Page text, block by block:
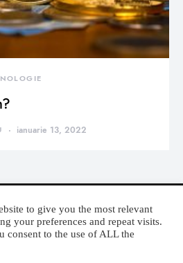
ianuarie 13, 2022
MONDEN
to give you the most relevant
your preferences and repeat visits.
consent to the use of ALL the